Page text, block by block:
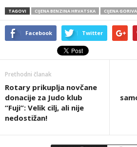
TAGOVI CIJENA BENZINA HRVATSKA CIJENA GORIVA
Facebook Twitter
Prethodni članak
Rotary prikuplja novčane
donacije za Judo klub
“Fuji”: Velik cilj, ali nije
nedostižan!